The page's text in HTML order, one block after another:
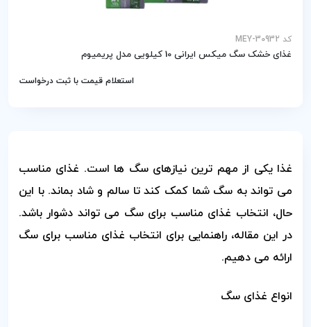
کد MEY-30932
غذای خشک سگ میکس ایرانی 10 کیلویی مدل پریمیوم
استعلام قیمت با ثبت درخواست
غذا یکی از مهم ترین نیازهای سگ ها است. غذای مناسب
می تواند به سگ شما کمک کند تا سالم و شاد بماند. با این
حال، انتخاب غذای مناسب برای سگ می تواند دشوار باشد.
در این مقاله، راهنمایی برای انتخاب غذای مناسب برای سگ
ارائه می دهیم.
انواع غذای سگ